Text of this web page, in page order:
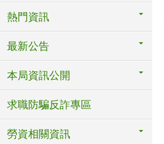
熱門資訊
最新公告
本局資訊公開
求職防騙反詐專區
勞資相關資訊